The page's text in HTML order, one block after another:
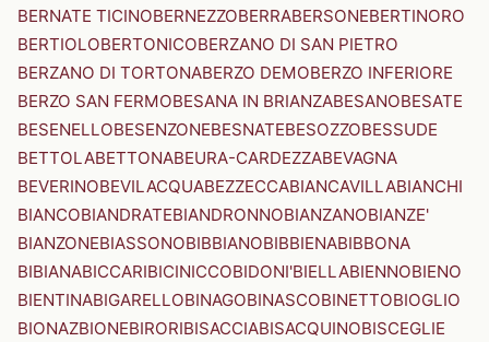
BERNATE TICINOBERNEZZOBERRABERSONEBERTINORO
BERTIOLOBERTONICOBERZANO DI SAN PIETRO
BERZANO DI TORTONABERZO DEMOBERZO INFERIORE
BERZO SAN FERMOBESANA IN BRIANZABESANOBESATE
BESENELLOBESENZONEBESNATEBESOZZOBESSUDE
BETTOLABETTONABEURA-CARDEZZABEVAGNA
BEVERINOBEVILACQUABEZZECCABIANCAVILLABIANCHI
BIANCOBIANDRATEBIANDRONNOBIANZANOBIANZE'
BIANZONEBIASSONOBIBBIANOBIBBIENABIBBONA
BIBIANABICCARIBICINICCOBIDONI'BIELLABIENNOBIENO
BIENTINABIGARELLOBINAGOBINASCOBINETTOBIOGLIO
BIONAZBIONEBIRORIBISACCIABISACQUINOBISCEGLIE